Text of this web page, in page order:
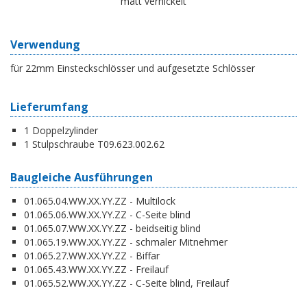
Verwendung
für 22mm Einsteckschlösser und aufgesetzte Schlösser
Lieferumfang
1 Doppelzylinder
1 Stulpschraube T09.623.002.62
Baugleiche Ausführungen
01.065.04.WW.XX.YY.ZZ - Multilock
01.065.06.WW.XX.YY.ZZ - C-Seite blind
01.065.07.WW.XX.YY.ZZ - beidseitig blind
01.065.19.WW.XX.YY.ZZ - schmaler Mitnehmer
01.065.27.WW.XX.YY.ZZ - Biffar
01.065.43.WW.XX.YY.ZZ - Freilauf
01.065.52.WW.XX.YY.ZZ - C-Seite blind, Freilauf